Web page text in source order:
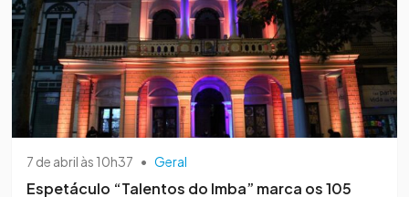
7 de abril às 10h37 • Geral
Espetáculo “Talentos do Imba” marca os 105